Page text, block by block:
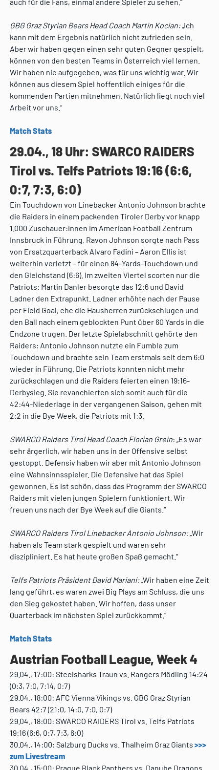
GBG Graz Styrian Bears Head Coach Martin Kocian:„Ich
kann mit dem Ergebnis natürlich nicht zufrieden sein.
Aber wir haben gegen einen sehr guten Gegner gespielt,
können von den besten Teams in Österreich viel lernen.
Wir haben nie aufgegeben, was für uns wichtig war. Wir
können aus diesem Spiel hoffentlich einiges für die
kommenden Partien mitnehmen. Natürlich liegt noch viel
Arbeit vor uns.“
Match Stats
29.04., 18 Uhr: SWARCO RAIDERS
Tirol vs. Telfs Patriots 19:16 (6:6,
0:7, 7:3, 6:0)
Ein Touchdown von Linebacker Antonio Johnson brachte
die Raiders in einem packenden Tiroler Derby vor knapp
1.000 Zuschauer:innen im American Football Zentrum
Innsbruck in Führung. Ravon Johnson sorgte nach Pass
von Ersatzquarterback Alvaro Fadini – Aaron Ellis ist
weiterhin verletzt – für einen 84-Yards-Touchdown und
den Gleichstand (6:6). Im zweiten Viertel scorten nur die
Patriots: Martin Danler besorgte das 12:6 und David
Ladner den Extrapunkt. Ladner erhöhte nach der Pause
per Field Goal, ehe die Hausherren zurückschlugen und
den Ball nach einem geblockten Punt über 60 Yards in die
Endzone trugen. Der letzte Spielabschnitt gehörte den
Raiders: Antonio Johnson nutzte ein Fumble zum
Touchdown und brachte sein Team erstmals seit dem 6:0
wieder in Führung. Die Patriots konnten nicht mehr
zurückschlagen und die Raiders feierten einen 19:16-
Derbysieg. Sie revanchierten sich somit auch für die
42:44-Niederlage in der vergangenen Saison, gehen mit
2:2 in die Bye Week, die Patriots mit 1:3.
SWARCO Raiders Tirol Head Coach Florian Grein: „Es war
sehr ärgerlich, wir haben uns in der Offensive selbst
gestoppt. Defensiv haben wir aber mit Antonio Johnson
eine Wahnsinnsspieler. Die Defensive hat das Spiel
gewonnen. Es ist schön, dass das Programm der SWARCO
Raiders mit vielen jungen Spielern funktioniert. Wir
freuen uns nach der Bye Week auf die Giants.“
SWARCO Raiders Tirol Linebacker Antonio Johnson:„Wir
haben als Team stark gespielt und waren sehr
diszipliniert. Es hat heute großen Spaß gemacht.“
Telfs Patriots Präsident David Mariani:„Wir haben eine Zeit
lang geführt, es waren zwei Big Plays am Schluss, die uns
den Sieg gekostet haben. Wir hoffen, dass unser
Quarterback im nächsten Spiel zurückkommt.“
Match Stats
Austrian Football League, Week 4
29.04., 17:00: Steelsharks Traun vs. Rangers Mödling 14:24
(0:3, 7:0, 7:14, 0:7)
29.04., 18:00: AFC Vienna Vikings vs. GBG Graz Styrian
Bears 42:7 (21:0, 14:0, 7:0, 0:7)
29.04., 18:00: SWARCO RAIDERS Tirol vs. Telfs Patriots
19:16 (6:6, 0:7, 7:3, 6:0)
30.04., 14:00: Salzburg Ducks vs. Thalheim Graz Giants >>>
zum Livestream
30.04., 15:00: Prague Black Panthers vs. Danube Dragons